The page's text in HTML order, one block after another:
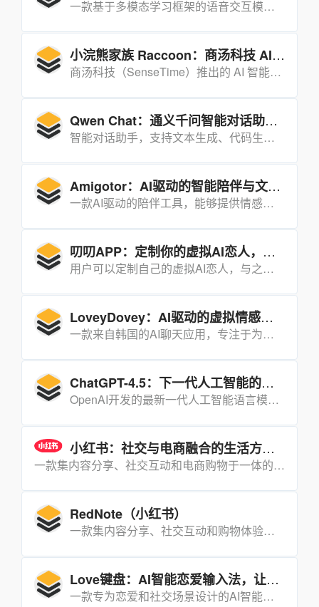
一款基于多模态学习框架的语音交互模型，旨在通过自然、连贯的语音生成技术提升语音助手的情感交互能力。
小浣熊家族 Raccoon：商汤科技 AI 智能助手
商汤科技（SenseTime）推出的 AI 智能助手，旨在通过自然语言处理和机器学习技术为用户提供便捷的智能服务，满足用户在信息查询、生活助手、学习辅助等方面的需求。
Qwen Chat：通义千问智能对话助手 最新Qwen2.5-Max
智能对话助手，支持文本生成、代码生成、图像生成等多种功能，能够帮助用户快速获取信息、解决问题并提高工作效率。
Amigotor：AI驱动的智能陪伴与文档交互工具
一款AI驱动的陪伴工具，能够提供情感支持、个性化聊天体验，并帮助用户高效管理文档和信息。
叨叨APP：定制你的虚拟AI恋人，陪你聊天、记账、背单词
用户可以定制自己的虚拟AI恋人，与之聊天、记账、背单词，无论多久，无论怎样，都会一直陪着你。
LoveyDovey：AI驱动的虚拟情感陪伴工具
一款来自韩国的AI聊天应用，专注于为用户提供情感陪伴和浪漫体验，尤其受到“梦女”群体的喜爱。
ChatGPT-4.5：下一代人工智能的飞跃
OpenAI开发的最新一代人工智能语言模型，它在处理速度、多模态交互、对话管理等方面实现了显著提升，广泛应用于教育、创意写作、编程辅助等多个领域。
小红书：社交与电商融合的生活方式分享平台
一款集内容分享、社交互动和电商购物于一体的社交电商平台，用户可以在平台上分享生活点滴、购物心得，并直接购买推荐商品。
RedNote（小红书）
一款集内容分享、社交互动和购物体验于一体的中国社交平台，近年来在全球范围内迅速走红。它不仅提供短视频、图片和文字等多种内容形式，还通过强大的电商功能，让用户能够直接在应用内购买产品。
Love键盘：AI智能恋爱输入法，让聊天更有趣
一款专为恋爱和社交场景设计的AI智能输入法，通过一键回复、聊天人设和亲密度调节等功能，帮助用户提升聊天情商，轻松应对各种社交场景。